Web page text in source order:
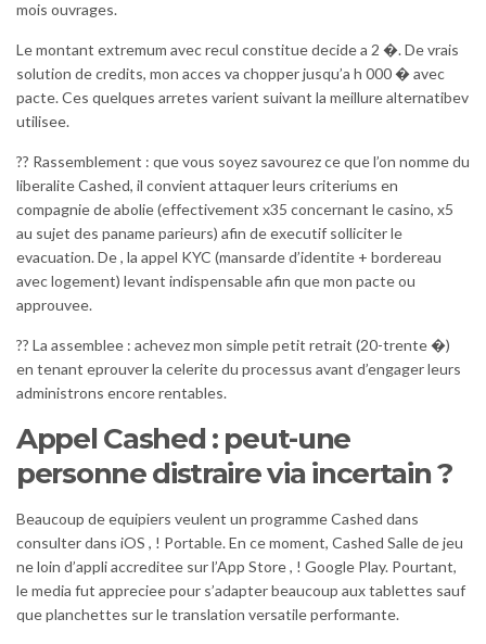
mois ouvrages.
Le montant extremum avec recul constitue decide a 2 �. De vrais
solution de credits, mon acces va chopper jusqu’a h 000 � avec
pacte. Ces quelques arretes varient suivant la meillure alternatibev
utilisee.
?? Rassemblement : que vous soyez savourez ce que l’on nomme du
liberalite Cashed, il convient attaquer leurs criteriums en
compagnie de abolie (effectivement x35 concernant le casino, x5
au sujet des paname parieurs) afin de executif solliciter le
evacuation. De , la appel KYC (mansarde d’identite + bordereau
avec logement) levant indispensable afin que mon pacte ou
approuvee.
?? La assemblee : achevez mon simple petit retrait (20-trente �)
en tenant eprouver la celerite du processus avant d’engager leurs
administrons encore rentables.
Appel Cashed : peut-une
personne distraire via incertain ?
Beaucoup de equipiers veulent un programme Cashed dans
consulter dans iOS , ! Portable. En ce moment, Cashed Salle de jeu
ne loin d’appli accreditee sur l’App Store , ! Google Play. Pourtant,
le media fut appreciee pour s’adapter beaucoup aux tablettes sauf
que planchettes sur le translation versatile performante.